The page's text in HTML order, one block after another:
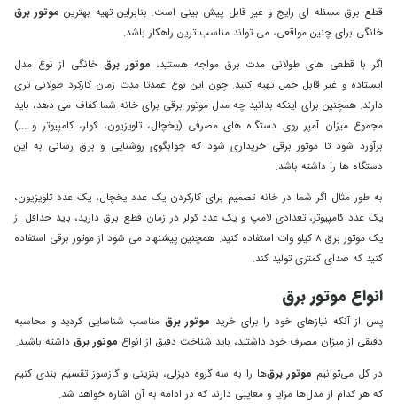
قطع برق مسئله ای رایج و غیر قابل پیش بینی است. بنابراین تهیه بهترین موتور برق
خانگی برای چنین مواقعی، می تواند مناسب ترین راهکار باشد.
اگر با قطعی های طولانی مدت برق مواجه هستید، موتور برق خانگی از نوع مدل
ایستاده و غیر قابل حمل تهیه کنید. چون این نوع عمدتا مدت زمان کارکرد طولانی تری
دارند. همچنین برای اینکه بدانید چه مدل موتور برقی برای خانه شما کفاف می دهد، باید
مجموع میزان آمپر روی دستگاه های مصرفی (یخچال، تلویزیون، کولر، کامپیوتر و ...)
برآورد شود تا موتور برقی خریداری شود که جوابگوی روشنایی و برق رسانی به این
دستگاه ها را داشته باشد.
به طور مثال اگر شما در خانه تصمیم برای کارکردن یک عدد یخچال، یک عدد تلویزیون،
یک عدد کامپیوتر، تعدادی لامپ و یک عدد کولر در زمان قطع برق دارید، باید حداقل از
یک موتور برق 8 کیلو وات استفاده کنید. همچنین پیشنهاد می شود از موتور برقی استفاده
کنید که صدای کمتری تولید کند.
انواع موتور برق
پس از آنکه نیازهای خود را برای خرید موتور برق مناسب شناسایی کردید و محاسبه
دقیقی از میزان مصرف خود داشتید، باید شناخت دقیق از انواع موتور برق داشته باشید.
در کل می‌توانیم موتور برق‌ها را به سه گروه دیزلی، بنزینی و گاز‌سوز تقسیم بندی کنیم
که هر کدام از مدل‌ها مزایا و معایبی دارند که در ادامه به آن اشاره خواهد شد.